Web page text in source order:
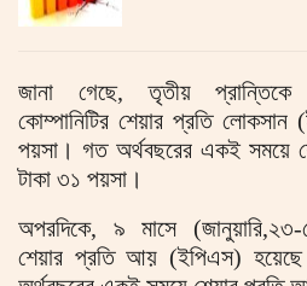
জানা গেছে, তৃতীয় প্রান্তিকে
কোম্পানিটির শেয়ার প্রতি
পয়সা। গত অর্থবছরের একই সময়ে
টাকা ৩১ পয়সা।
অপরদিকে, ৯ মাসে (জানুয়ারি,২৩-
শেয়ার প্রতি আয় (ইপিএস)